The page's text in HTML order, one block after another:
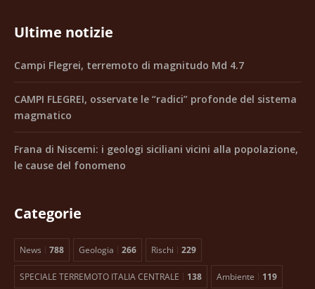
Ultime notizie
Campi Flegrei, terremoto di magnitudo Md 4.7
CAMPI FLEGREI, osservate le “radici” profonde del sistema
magmatico
Frana di Niscemi: i geologi siciliani vicini alla popolazione,
le cause del fonomeno
Categorie
News 788 Geologia 266 Rischi 229
SPECIALE TERREMOTO ITALIA CENTRALE 138 Ambiente 119